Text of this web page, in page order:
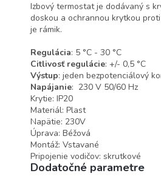
Izbový termostat je dodávaný s
doskou a ochrannou krytkou
je rámik.
Regulácia: 5 °C - 30 °C
Citlivosť regulácie: +/- 0,5 °C
Výstup: jeden bezpotenciálový
Napájanie: 230 V 50/60 Hz
Krytie: IP20
Materiál: Plast
Napätie: 230V
Úprava: Béžová
Montáž: Vstavané
Pripojenie vodičov: skrutkové
Dodatočné parametre